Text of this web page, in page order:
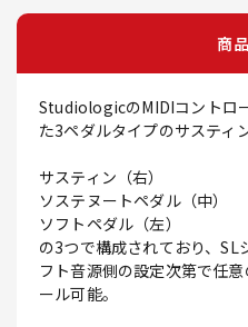
商
StudiologicのMIDIコントロ
た3ペダルタイプのサスティ
サスティン（右）
ソステヌートペダル（中）
ソフトペダル（左）
の3つで構成されており、SL
フト音源側の設定次第で任
ール可能。